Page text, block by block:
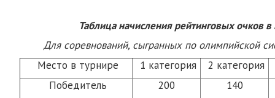
Таблица начисления рейтинговых очков
Для соревнований, сыгранных по
Место в турнире
1 категория 2 категория
Победитель
200
140